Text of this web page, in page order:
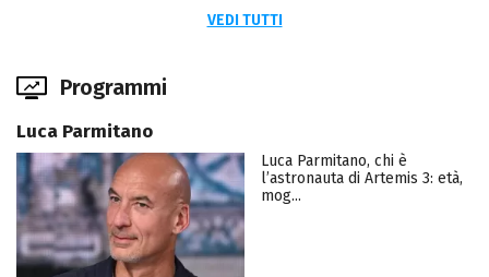
VEDI TUTTI
Programmi
Luca Parmitano
Luca Parmitano, chi è
l’astronauta di Artemis 3: età,
mog...